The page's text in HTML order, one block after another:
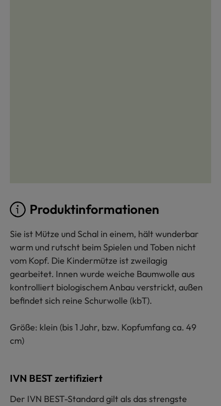
Produktinformationen
Sie ist Mütze und Schal in einem, hält wunderbar
warm und rutscht beim Spielen und Toben nicht
vom Kopf. Die Kindermütze ist zweilagig
gearbeitet. Innen wurde weiche Baumwolle aus
kontrolliert biologischem Anbau verstrickt, außen
befindet sich reine Schurwolle (kbT).
Größe: klein (bis 1 Jahr, bzw. Kopfumfang ca. 49
cm)
IVN BEST zertifiziert
Der IVN BEST-Standard gilt als das strengste